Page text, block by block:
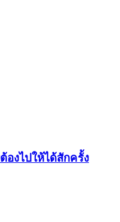
องไปให้ได้สักครั้ง